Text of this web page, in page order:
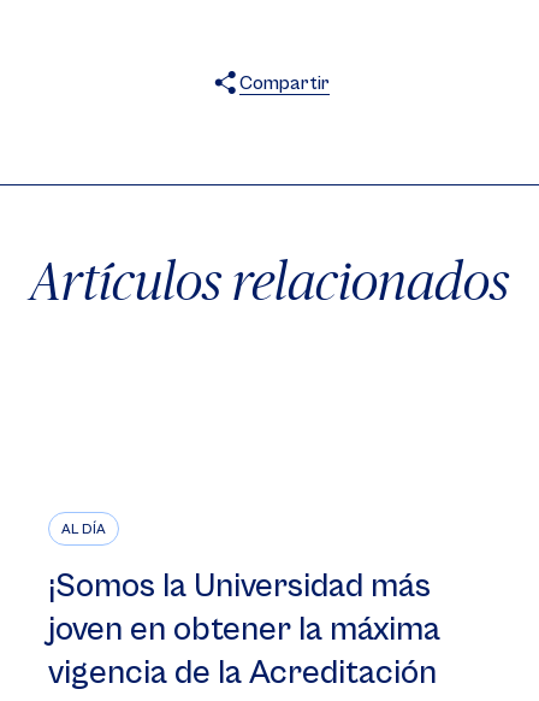
Compartir
Artículos relacionados
AL DÍA
¡Somos la Universidad más
joven en obtener la máxima
vigencia de la Acreditación